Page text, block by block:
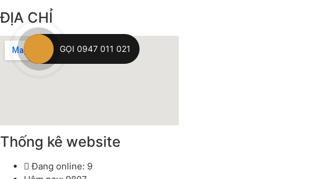
GỌI 0947 011 021
ĐỊA CHỈ
Thống kê website
Đang online: 9